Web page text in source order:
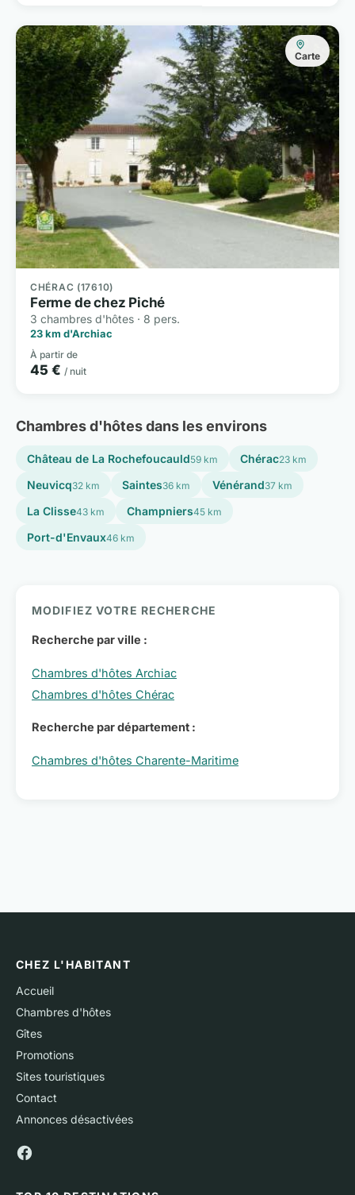
Carte
CHÉRAC (17610)
Ferme de chez Piché
3 chambres d'hôtes · 8 pers.
23 km d'Archiac
À partir de
45 € / nuit
Chambres d'hôtes dans les environs
Château de La Rochefoucauld59 km Chérac23 km
Neuvicq32 km Saintes36 km Vénérand37 km
La Clisse43 km Champniers45 km
Port-d'Envaux46 km
MODIFIEZ VOTRE RECHERCHE
Recherche par ville :
Chambres d'hôtes Archiac
Chambres d'hôtes Chérac
Recherche par département :
Chambres d'hôtes Charente-Maritime
CHEZ L'HABITANT
Accueil
Chambres d'hôtes
Gîtes
Promotions
Sites touristiques
Contact
Annonces désactivées